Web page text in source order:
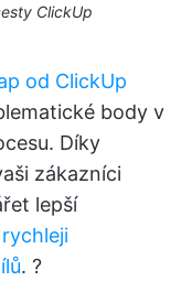
ClickUp
od ClickUp
body v
Díky
zákazníci
lepší
rychleji
. ?